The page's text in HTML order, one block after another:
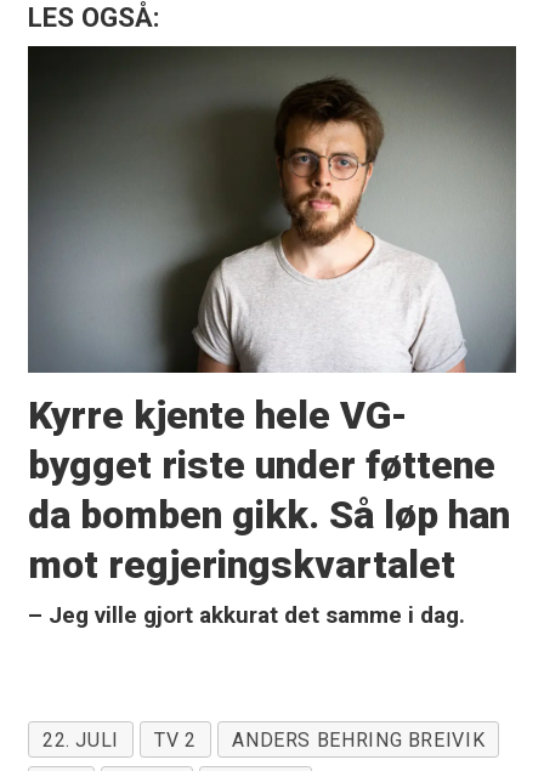
LES OGSÅ:
Kyrre kjente hele VG-
bygget riste under føttene
da bomben gikk. Så løp han
mot regjeringskvartalet
– Jeg ville gjort akkurat det samme i dag.
22. JULI TV 2 ANDERS BEHRING BREIVIK